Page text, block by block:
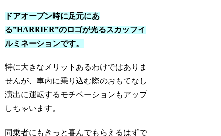
ドアオープン時に足元にあ
る”HARRIER”のロゴが光るスカッフイ
ルミネーションです。
特に大きなメリットあるわけではありま
せんが、車内に乗り込む際のおもてなし
演出に運転するモチベーションもアップ
しちゃいます。
同乗者にもきっと喜んでもらえるはずで